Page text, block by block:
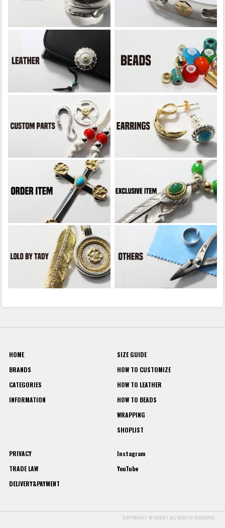
HOME
BRANDS
CATEGORIES
INFORMATION
SIZE GUIDE
HOW TO CUSTOMIZE
HOW TO LEATHER
HOW TO BEADS
WRAPPING
SHOPLIST
PRIVACY
TRADE LAW
DELIVERY&PAYMENT
Instagram
YouTube
COPYRIGHT © RESIST ALL RIGHTS RESERVED.